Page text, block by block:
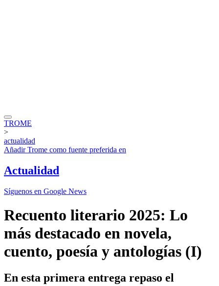
TROME
>
actualidad
AñadirTrome como fuente preferida en
Actualidad
Síguenos en Google News
Recuento literario 2025: Lo
más destacado en novela,
cuento, poesía y antologías (I)
En esta primera entrega repaso el